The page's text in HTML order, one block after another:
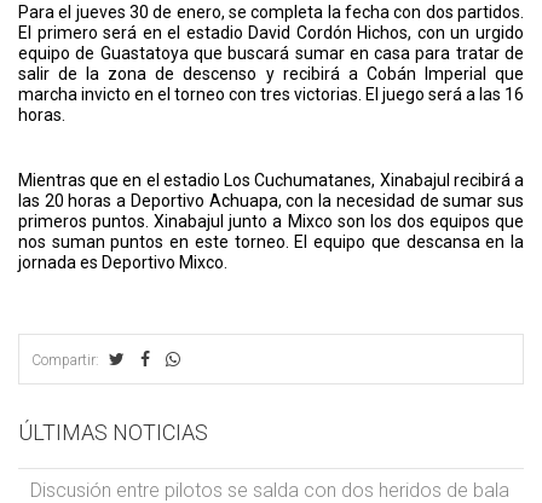
Para el jueves 30 de enero, se completa la fecha con dos partidos.
El primero será en el estadio David Cordón Hichos, con un urgido
equipo de Guastatoya que buscará sumar en casa para tratar de
salir de la zona de descenso y recibirá a Cobán Imperial que
marcha invicto en el torneo con tres victorias. El juego será a las 16
horas.
Mientras que en el estadio Los Cuchumatanes, Xinabajul recibirá a
las 20 horas a Deportivo Achuapa, con la necesidad de sumar sus
primeros puntos. Xinabajul junto a Mixco son los dos equipos que
nos suman puntos en este torneo. El equipo que descansa en la
jornada es Deportivo Mixco.
Compartir:
ÚLTIMAS NOTICIAS
Discusión entre pilotos se salda con dos heridos de bala